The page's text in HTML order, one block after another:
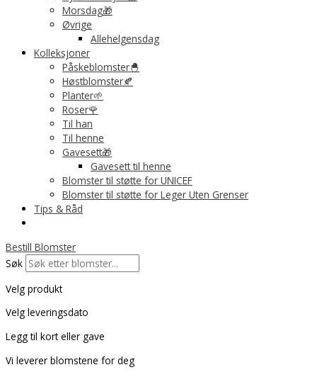
Morsdag🎁
Øvrige
Allehelgensdag
Kolleksjoner
Påskeblomster🐣
Høstblomster🍂
Planter🌱
Roser🌹
Til han
Til henne
Gavesett🎁
Gavesett til henne
Blomster til støtte for UNICEF
Blomster til støtte for Leger Uten Grenser
Tips & Råd
Bestill Blomster
Søk
Velg produkt
Velg leveringsdato
Legg til kort eller gave
Vi leverer blomstene for deg